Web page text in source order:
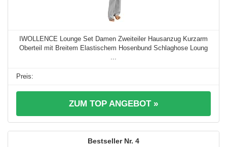
IWOLLENCE Lounge Set Damen Zweiteiler Hausanzug Kurzarm
Oberteil mit Breitem Elastischem Hosenbund Schlaghose Loung
ZUM TOP ANGEBOT »
4